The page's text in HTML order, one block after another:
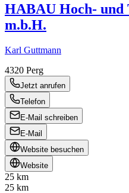
HABAU Hoch- und
m.b.H.
Karl Guttmann
4320 Perg
Jetzt anrufen
Telefon
E-Mail schreiben
E-Mail
Website besuchen
Website
25 km
25 km